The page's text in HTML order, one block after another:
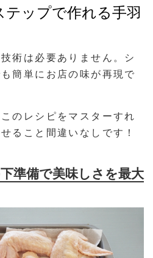
テップで作れる手羽
術は必要ありません。シ
簡単にお店の味が再現で
のレシピをマスターすれ
ること間違いなしです！
準備で美味しさを最大